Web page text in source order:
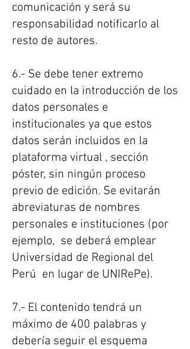
comunicación y será su
responsabilidad notificarlo al
resto de autores.
6.- Se debe tener extremo
cuidado en la introducción de los
datos personales e
institucionales ya que estos
datos serán incluidos en la
plataforma virtual , sección
póster, sin ningún proceso
previo de edición. Se evitarán
abreviaturas de nombres
personales e instituciones (por
ejemplo, se deberá emplear
Universidad de Regional del
Perú en lugar de UNIRePe).
7.- El contenido tendrá un
máximo de 400 palabras y
debería seguir el esquema